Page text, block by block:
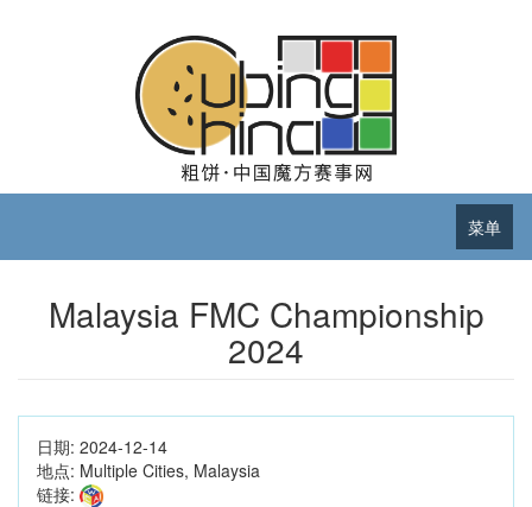
菜单
Malaysia FMC Championship
2024
日期: 2024-12-14
地点: Multiple Cities, Malaysia
链接: